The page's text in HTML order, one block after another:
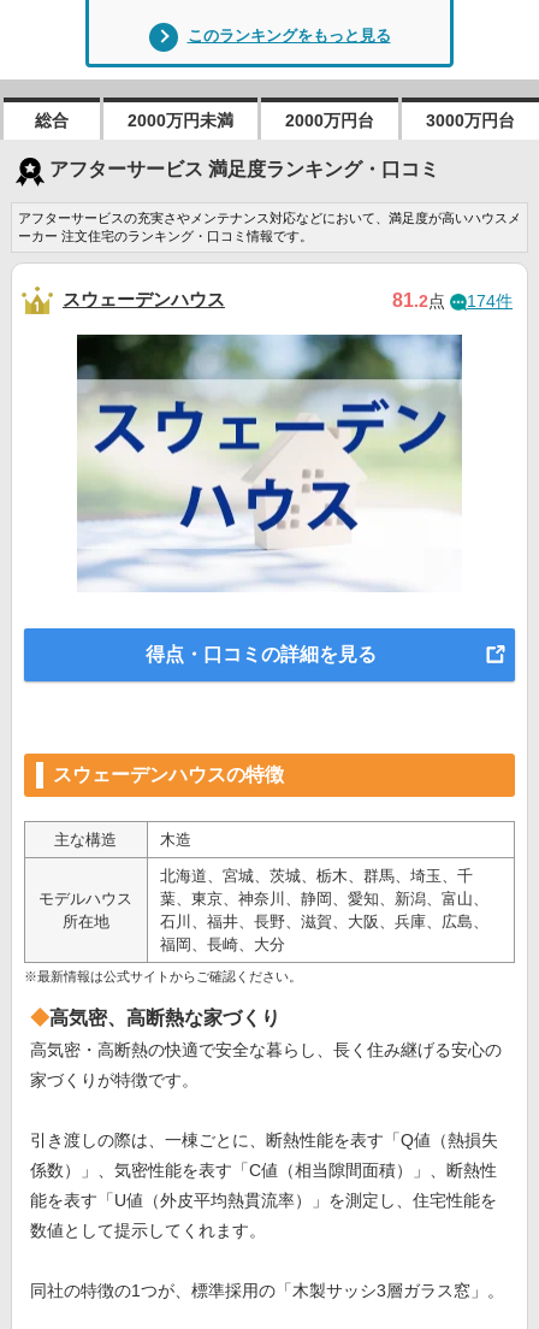
このランキングをもっと見る
総合 2000万円未満 2000万円台 3000万円台
アフターサービス 満足度ランキング・口コミ
アフターサービスの充実さやメンテナンス対応などにおいて、満足度が高いハウスメ
ーカー 注文住宅のランキング・口コミ情報です。
スウェーデンハウス 81.2点 174件
得点・口コミの詳細を見る
スウェーデンハウスの特徴
主な構造 木造
モデルハウス
所在地
北海道、宮城、茨城、栃木、群馬、埼玉、千
葉、東京、神奈川、静岡、愛知、新潟、富山、
石川、福井、長野、滋賀、大阪、兵庫、広島、
福岡、長崎、大分
※最新情報は公式サイトからご確認ください。
高気密、高断熱な家づくり
高気密・高断熱の快適で安全な暮らし、長く住み継げる安心の
家づくりが特徴です。
引き渡しの際は、一棟ごとに、断熱性能を表す「Q値（熱損失
係数）」、気密性能を表す「C値（相当隙間面積）」、断熱性
能を表す「U値（外皮平均熱貫流率）」を測定し、住宅性能を
数値として提示してくれます。
同社の特徴の1つが、標準採用の「木製サッシ3層ガラス窓」。